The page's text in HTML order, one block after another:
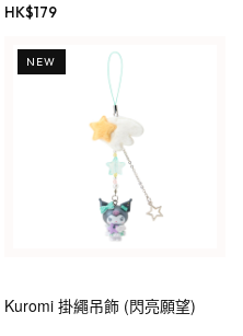
HK$179
NEW
Kuromi 掛繩吊飾 (閃亮願望)